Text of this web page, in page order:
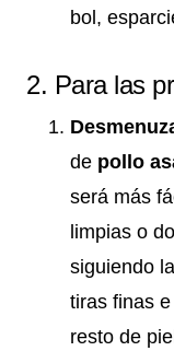
bol,
2. Para las
de pollo
será más
limpias o
siguiendo
tiras finas
resto de